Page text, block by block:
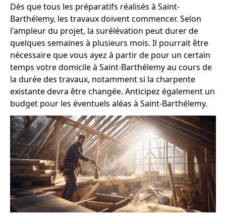
Dès que tous les préparatifs réalisés à Saint-
Barthélemy, les travaux doivent commencer. Selon
l'ampleur du projet, la surélévation peut durer de
quelques semaines à plusieurs mois. Il pourrait être
nécessaire que vous ayez à partir de pour un certain
temps votre domicile à Saint-Barthélemy au cours de
la durée des travaux, notamment si la charpente
existante devra être changée. Anticipez également un
budget pour les éventuels aléas à Saint-Barthélemy.